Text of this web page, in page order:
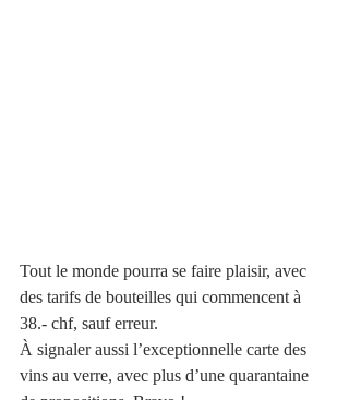
Tout le monde pourra se faire plaisir, avec
des tarifs de bouteilles qui commencent à
38.- chf, sauf erreur.
À signaler aussi l’exceptionnelle carte des
vins au verre, avec plus d’une quarantaine